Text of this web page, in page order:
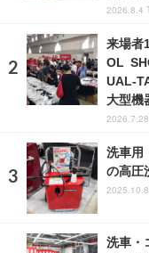
2026.8.4
来場者
OL
UAL-
大型機
洗車用
の高圧
洗車・